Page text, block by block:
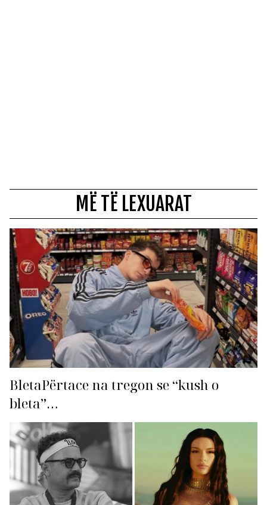
MË TË LEXUARAT
BletaPërtace na tregon se “kush o
bleta”…